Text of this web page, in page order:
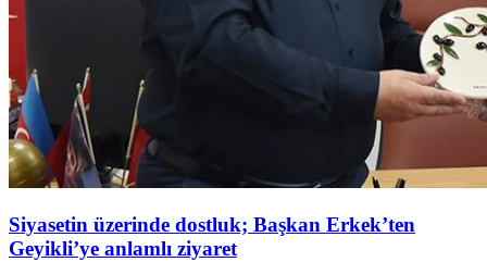
Siyasetin üzerinde dostluk; Başkan Erkek’ten
Geyikli’ye anlamlı ziyaret